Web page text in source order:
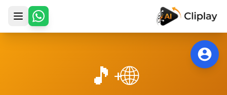
דלג לתוכן הראשי
🌐
+
🎵